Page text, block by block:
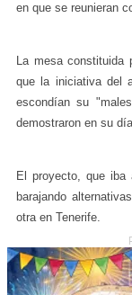
en que se reunieran
La mesa
que la iniciativa del
escondían su
demostraron en su
El proyecto, que
barajando
otra en Tenerife.